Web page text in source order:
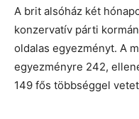
A brit alsóház két
konzervatív párti
oldalas egyezményt. A
egyezményre 242,
149 fős többséggel